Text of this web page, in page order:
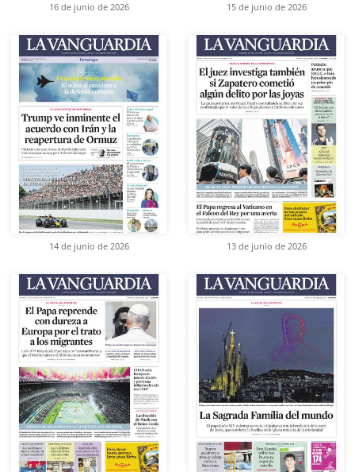
16 de junio de 2026 15 de junio de 2026
14 de junio de 2026 13 de junio de 2026